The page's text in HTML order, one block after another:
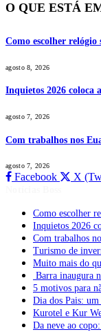
O QUE ESTÁ
Como escolher relógio
agosto 8, 2026
Inquietos 2026 coloca
agosto 7, 2026
Com trabalhos nos
agosto 7, 2026
Facebook X
Como escolher
Inquietos 2026
Com trabalhos
Turismo de
Muito mais do
Barra inaugura
5 motivos para
Dia dos Pais:
Kurotel e Kur
Da neve ao